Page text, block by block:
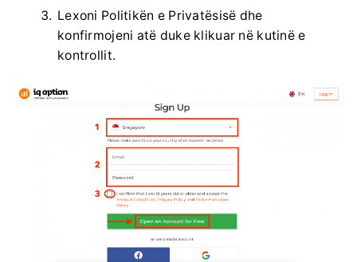
Lexoni Politikën e Privatësisë dhe
konfirmojeni atë duke klikuar në kutinë e
kontrollit.